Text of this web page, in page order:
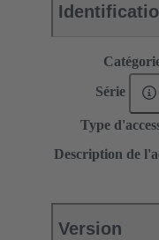
Série
Type
Description de
Version